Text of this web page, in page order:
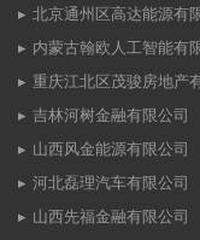
北京通州区高达能源有
内蒙古翰欧人工智能有
重庆江北区茂骏房地产
吉林河树金融有限公司
山西风金能源有限公司
河北磊理汽车有限公司
山西先福金融有限公司